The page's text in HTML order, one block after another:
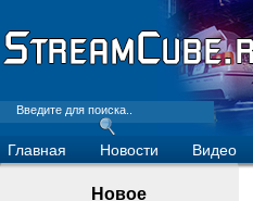
Главная Новости Видео
Новое